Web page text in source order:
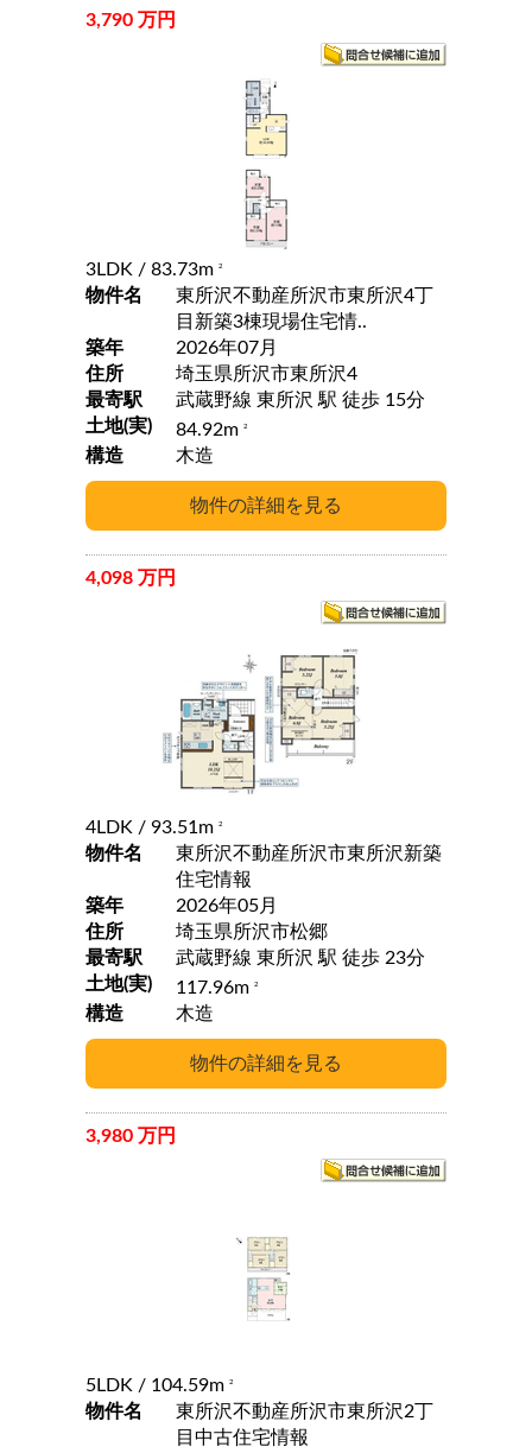
3,790 万円
3LDK / 83.73m 2
物件名
東所沢不動産所沢市東所沢4丁
目新築3棟現場住宅情..
築年
2026年07月
住所
埼玉県所沢市東所沢4
最寄駅
武蔵野線 東所沢 駅 徒歩 15分
土地(実)
84.92m 2
構造 木造
4,098 万円
4LDK / 93.51m 2
物件名
東所沢不動産所沢市東所沢新築
住宅情報
築年
2026年05月
住所
埼玉県所沢市松郷
最寄駅
武蔵野線 東所沢 駅 徒歩 23分
土地(実)
117.96m 2
構造 木造
3,980 万円
5LDK / 104.59m 2
物件名
東所沢不動産所沢市東所沢2丁
目中古住宅情報